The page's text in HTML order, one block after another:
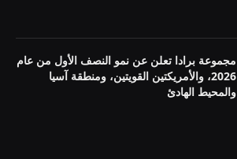
مجموعة برادا تعلن عن نمو النصف الأول من عام
2026، والأمريكتين القويتين، ومنطقة آسيا
والمحيط الهادئ